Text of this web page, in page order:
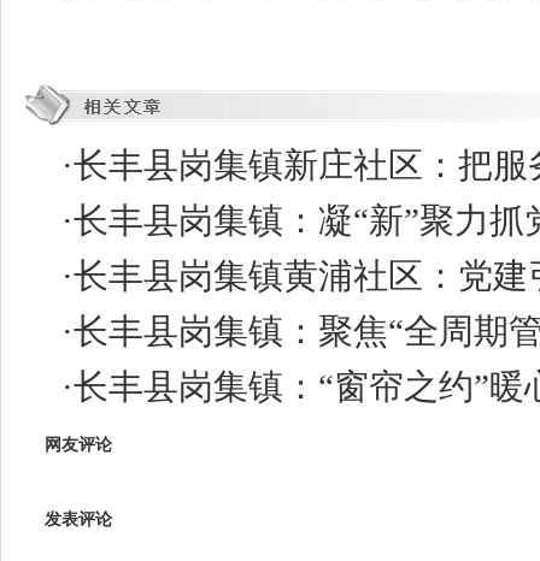
·长丰县岗集镇新庄社区：把服
·长丰县岗集镇：凝“新”聚力抓
·长丰县岗集镇黄浦社区：党建
·长丰县岗集镇：聚焦“全周期
·长丰县岗集镇：“窗帘之约”
网友评论
发表评论